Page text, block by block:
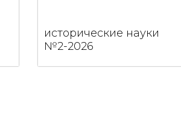
исторические науки
№2-2026